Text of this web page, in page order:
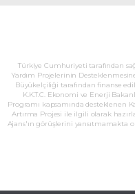
Türkiye Cumhuriyeti tarafından
Yardım Projelerinin
Büyükelçiliği tarafından finanse
K.K.T.C. Ekonomi ve Enerji
Programı kapsamında desteklenen
Artırma Projesi ile ilgili olarak
Ajans'ın görüşlerini yansıtmamakta